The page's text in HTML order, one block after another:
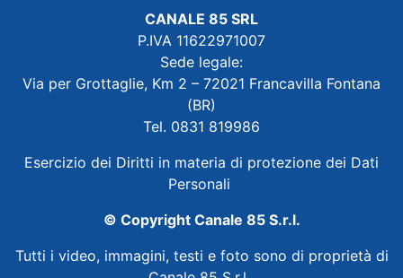
CANALE 85 SRL
P.IVA 11622971007
Sede legale:
Via per Grottaglie, Km 2 – 72021 Francavilla Fontana
(BR)
Tel. 0831 819986
Esercizio dei Diritti in materia di protezione dei Dati
Personali
© Copyright Canale 85 S.r.l.
Tutti i video, immagini, testi e foto sono di proprietà di